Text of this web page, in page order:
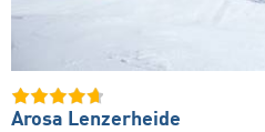
Arosa Lenzerheide